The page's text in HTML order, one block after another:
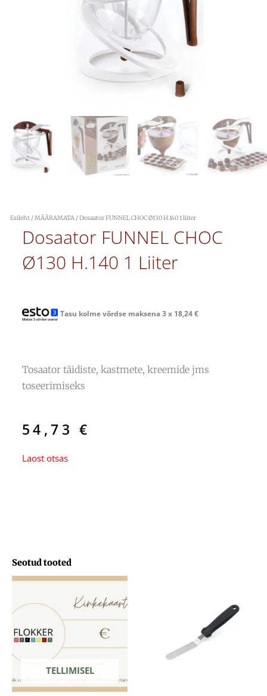
Esileht /MÄÄRAMATA / Dosaator FUNNEL CHOC Ø130 H.140 1 liiter
Dosaator FUNNEL CHOC
Ø130 H.140 1 Liiter
Tasu kolme võrdse maksena 3 x 18,24€
Tosaator täidiste, kastmete, kreemide jms
toseerimiseks
54,73€
Laost otsas
Seotud tooted
TELLIMISEL
Hinnavahemik:
kuni
103,33 €